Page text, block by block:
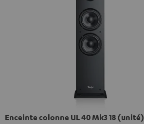
Enceinte colonne UL 40 Mk3 18 (unité)